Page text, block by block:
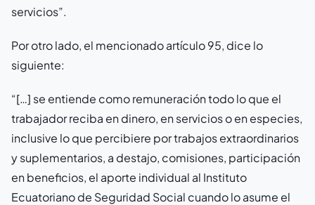
servicios”.
Por otro lado, el mencionado artículo 95, dice lo
siguiente:
“[…] se entiende como remuneración todo lo que el
trabajador reciba en dinero, en servicios o en especies,
inclusive lo que percibiere por trabajos extraordinarios
y suplementarios, a destajo, comisiones, participación
en beneficios, el aporte individual al Instituto
Ecuatoriano de Seguridad Social cuando lo asume el